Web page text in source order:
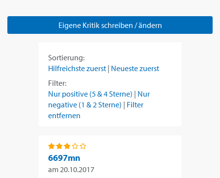
Eigene Kritik schreiben / ändern
Sortierung:
Hilfreichste zuerst | Neueste zuerst
Filter:
Nur positive (5 & 4 Sterne) | Nur
negative (1 & 2 Sterne) | Filter
entfernen
6697mn
am20.10.2017